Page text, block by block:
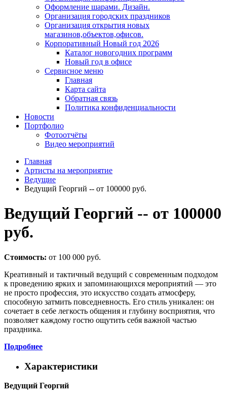
Оформление шарами. Дизайн.
Организация городских праздников
Организация открытия новых
магазинов,объектов,офисов.
Корпоративный Новый год 2026
Каталог новогодних программ
Новый год в офисе
Сервисное меню
Главная
Карта сайта
Обратная связь
Политика конфиденциальности
Новости
Портфолио
Фотоотчёты
Видео мероприятий
Главная
Артисты на мероприятие
Ведущие
Ведущий Георгий -- от 100000 руб.
Ведущий Георгий -- от 100000
руб.
Стоимость: от 100 000 руб.
Креативный и тактичный ведущий с современным подходом
к проведению ярких и запоминающихся мероприятий — это
не просто профессия, это искусство создать атмосферу,
способную затмить повседневность. Его стиль уникален: он
сочетает в себе легкость общения и глубину восприятия, что
позволяет каждому гостю ощутить себя важной частью
праздника.
Подробнее
Характеристики
Ведущий Георгий